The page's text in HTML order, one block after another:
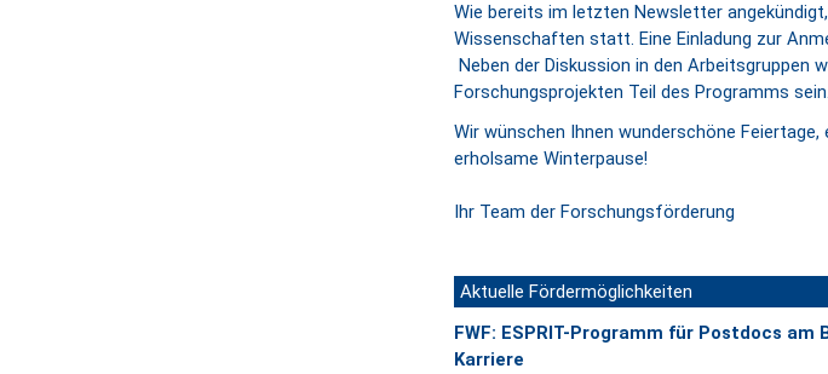
Wie bereits im letzten Newsletter
Wissenschaften statt. Eine Einladung zur
Neben der Diskussion in den Arbeitsgruppen
Forschungsprojekten Teil des Programms sein.
Wir wünschen Ihnen wunderschöne
erholsame Winterpause!
Ihr Team der Forschungsförderung
Aktuelle Fördermöglichkeiten
FWF: ESPRIT-Programm für Postdocs
Karriere